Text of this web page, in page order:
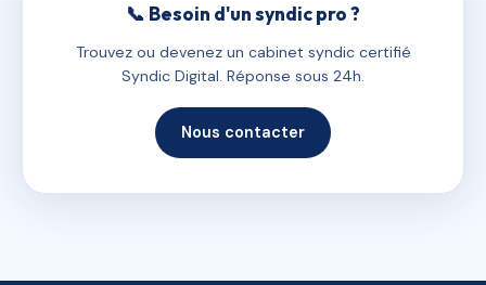
📞 Besoin d'un syndic pro ?
Trouvez ou devenez un cabinet syndic certifié
Syndic Digital. Réponse sous 24h.
Nous contacter